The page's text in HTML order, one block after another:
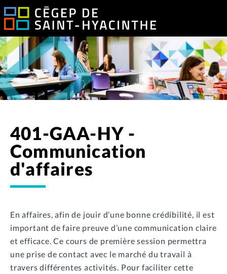
401-GAA-HY -
Communication
d'affaires
En affaires, afin de jouir d’une bonne crédibilité, il est
important de faire preuve d’une communication claire
et efficace. Ce cours de première session permettra
une prise de contact avec le marché du travail à
travers différentes activités. Pour faciliter cette